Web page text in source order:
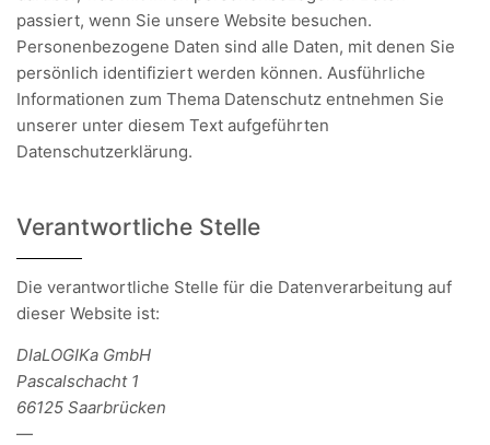
passiert, wenn Sie unsere Website besuchen.
Personenbezogene Daten sind alle Daten, mit denen Sie
persönlich identifiziert werden können. Ausführliche
Informationen zum Thema Datenschutz entnehmen Sie
unserer unter diesem Text aufgeführten
Datenschutzerklärung.
Verantwortliche Stelle
Die verantwortliche Stelle für die Datenverarbeitung auf
dieser Website ist:
DIaLOGIKa GmbH
Pascalschacht 1
66125 Saarbrücken
—